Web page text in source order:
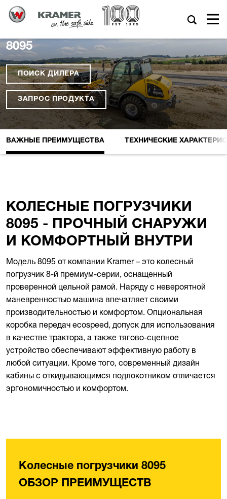
8095
ПОИСК ДИЛЕРА
ЗАПРОС ПРОДУКТА
ВАЖНЫЕ ПРЕИМУЩЕСТВА ТЕХНИЧЕСКИЕ
КОЛЕСНЫЕ ПОГРУЗЧИКИ
8095 - ПРОЧНЫЙ СНАРУЖИ
И КОМФОРТНЫЙ ВНУТРИ
Модель 8095 от компании Kramer – это колесный
погрузчик 8-й премиум-серии, оснащенный
проверенной цельной рамой. Наряду с невероятной
маневренностью машина впечатляет своими
производительностью и комфортом. Опциональная
коробка передач ecospeed, допуск для использования
в качестве трактора, а также тягово-сцепное
устройство обеспечивают эффективную работу в
любой ситуации. Кроме того, современный дизайн
кабины с откидывающимся подлокотником отличается
эргономичностью и комфортом.
Колесные погрузчики 8095
ОБЗОР ПРЕИМУЩЕСТВ